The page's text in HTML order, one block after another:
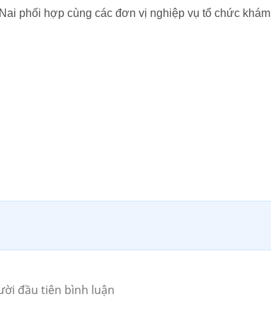
phối hợp cùng các đơn vị nghiệp vụ tổ chức khám